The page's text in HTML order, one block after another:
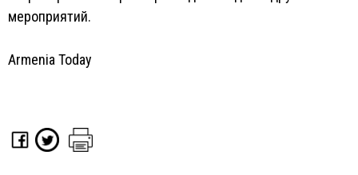
мероприятий.
Armenia Today